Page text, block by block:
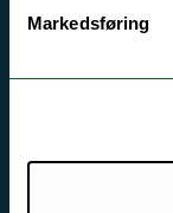
Markedsføring
Personvern
Sikkerhet,